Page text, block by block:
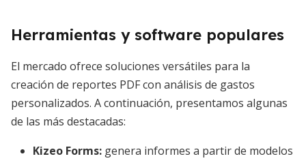
Herramientas y software populares
El mercado ofrece soluciones versátiles para la
creación de reportes PDF con análisis de gastos
personalizados. A continuación, presentamos algunas
de las más destacadas:
Kizeo Forms: genera informes a partir de modelos